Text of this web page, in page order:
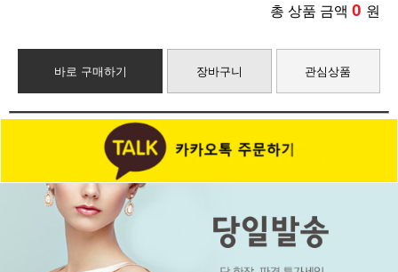
총 상품 금액 0 원
바로 구매하기 장바구니 관심상품